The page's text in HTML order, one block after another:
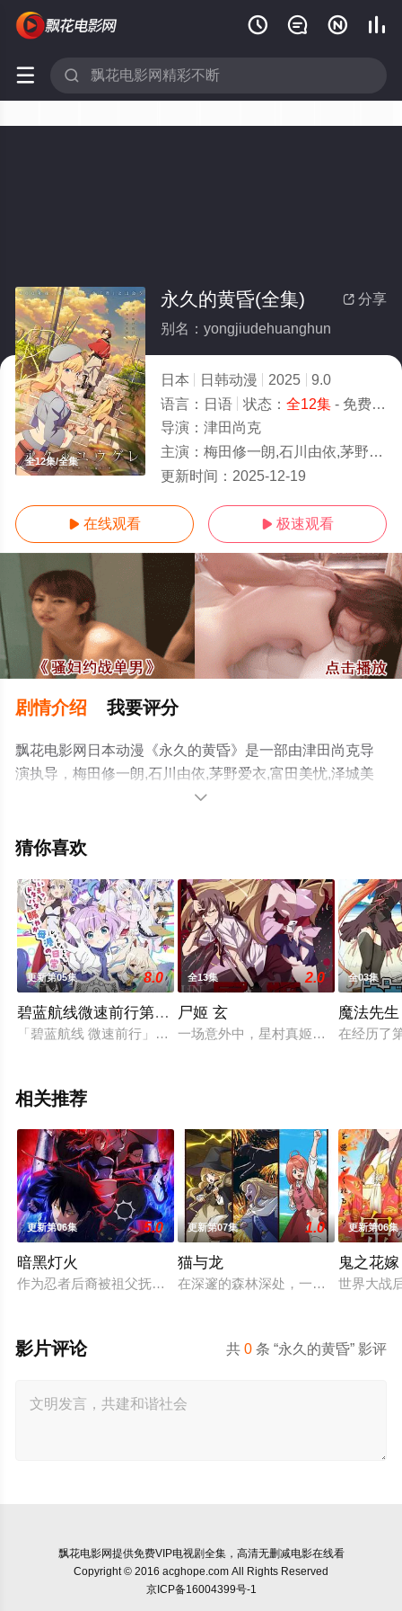
   
 
全12集/全集
 分享
永久的黄昏(全集)
别名：yongjiudehuanghun
日本 日韩动漫 2025
9.0
语言： 日语 状态： 全12集- 免费在线观看
导演： 津田尚克
主演： 梅田修一朗,石川由依,茅野爱衣,富田美忧,泽城美雪,楠木灯,森川智之,阿座上洋平,小針彩希,坂泰斗,小清水亚美,河濑
更新时间： 2025-12-19
 在线观看  极速观看
剧情介绍 我要评分
飘花电影网日本动漫《永久的黄昏》是一部由津田尚克导
演执导，梅田修一朗,石川由依,茅野爱衣,富田美忧,泽城美
雪,楠木灯,森川智之,阿座上洋平,小針彩希,坂泰斗,小清水亚
日本动漫，大结局剧情已揭晓（全12集），手机免费观看
可移步至豆瓣动漫、电视猫或剧情网等平台了解。

猜你喜欢
更新第05集 8.0
碧蓝航线微速前行第二季
「碧蓝航线 微速前行」第2季制作决定
全13集 2.0
尸姬 玄
一场意外中，星村真姬那（秋山奈奈
全03集
魔法先
在经历了
相关推荐
更新第06集 5.0
暗黑灯火
作为忍者后裔被祖父抚养长大、拥有与动物对话能力的高中生·
更新第07集 1.0
猫与龙
在深邃的森林深处，一只会喷火的龙
更新第06集
鬼之花嫁
世界大战
共0 条 “永久的黄昏” 影评
影片评论
飘花电影网提供免费VIP电视剧全集，高清无删减电影在线看
Copyright © 2016 acghope.com All Rights Reserved
京ICP备16004399号-1